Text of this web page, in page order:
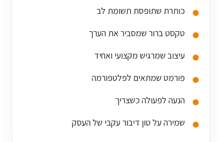
כותרת שתופסת תשומת לב
טקסט ברור שמסביר את הערך
עיצוב שמרגיש מקצועי ואחיד
פורמט שמתאים לפלטפורמה
הנעה לפעולה כשצריך
שמירה על טון דיבור עקבי של העסק